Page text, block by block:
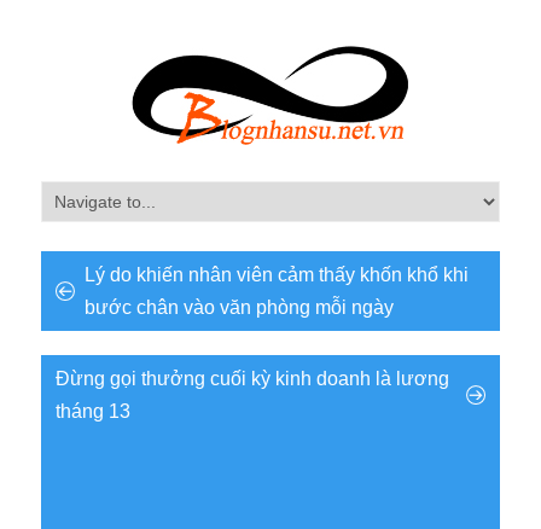
Lý do khiến nhân viên cảm thấy khốn khổ khi
bước chân vào văn phòng mỗi ngày
Đừng gọi thưởng cuối kỳ kinh doanh là lương
tháng 13